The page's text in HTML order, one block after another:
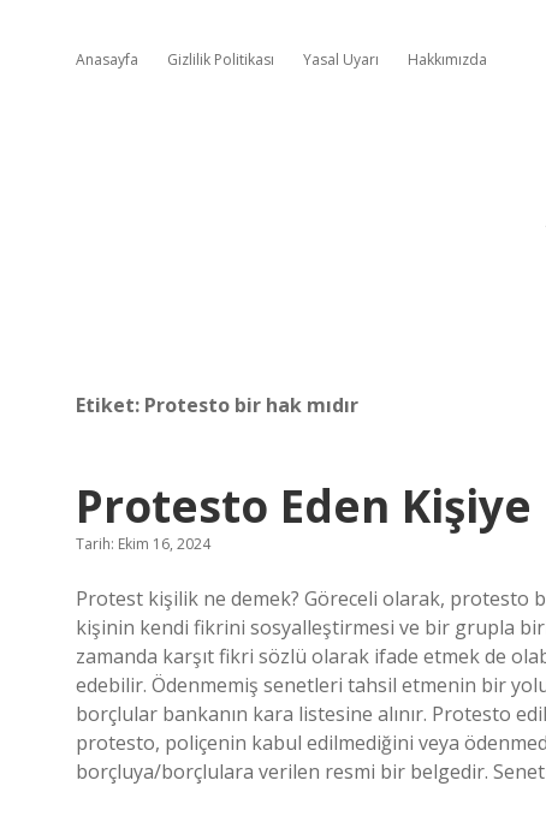
Anasayfa Gizlilik Politikası Yasal Uyarı Hakkımızda
Etiket: Protesto bir hak mıdır
Protesto Eden
Tarih: Ekim 16, 2024
Protest kişilik ne demek? Göreceli olarak, protesto
kişinin kendi fikrini sosyalleştirmesi ve bir grupla
zamanda karşıt fikri sözlü olarak ifade etmek de
edebilir. Ödenmemiş senetleri tahsil etmenin bir
borçlular bankanın kara listesine alınır. Protesto
protesto, poliçenin kabul edilmediğini veya
borçluya/borçlulara verilen resmi bir belgedir.